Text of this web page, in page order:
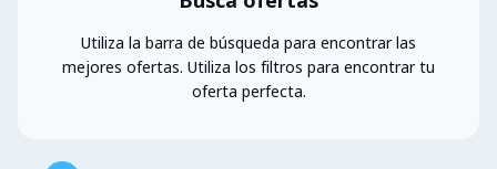
Utiliza la barra de búsqueda para encontrar las
mejores ofertas. Utiliza los filtros para encontrar tu
oferta perfecta.